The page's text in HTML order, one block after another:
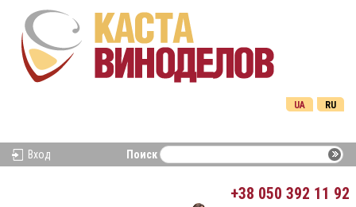
RU
UA
Вход Поиск
+38 050 392 11 92